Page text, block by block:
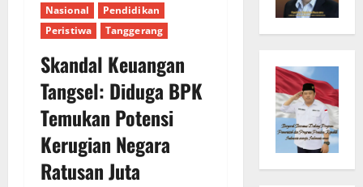
Nasional
Pendidikan
Peristiwa
Tanggerang
Skandal Keuangan
Tangsel: Diduga BPK
Temukan Potensi
Kerugian Negara
Ratusan Juta